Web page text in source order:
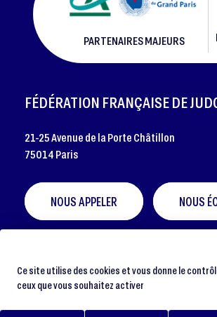
PARTENAIRES MAJEURS
FOOTER
FÉDÉRATION FRANÇAISE DE
21-25 Avenue de la Porte Châtillon
75014 Paris
NOUS APPELER NOUS
Préférences cookies Protection des données
Ce site utilise des cookies et vous donne le
ceux que vous souhaitez activer